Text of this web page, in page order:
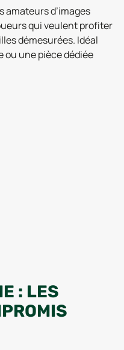
amateurs d’images
qui veulent profiter
démesurées. Idéal
ou une pièce dédiée
: LES